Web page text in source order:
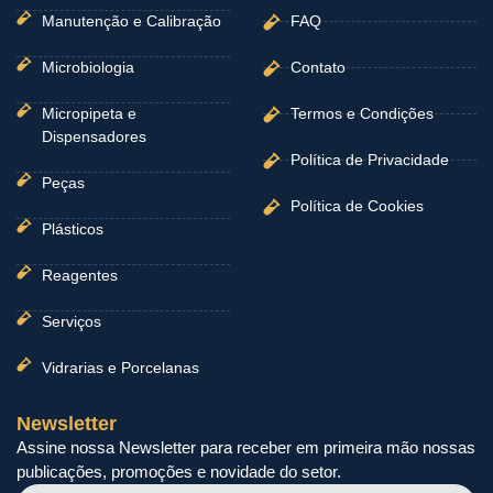
Manutenção e Calibração
Microbiologia
Micropipeta e
Dispensadores
Peças
Plásticos
Reagentes
Serviços
Vidrarias e Porcelanas
FAQ
Contato
Termos e Condições
Política de Privacidade
Política de Cookies
Newsletter
Assine nossa Newsletter para receber em primeira mão nossas
publicações, promoções e novidade do setor.